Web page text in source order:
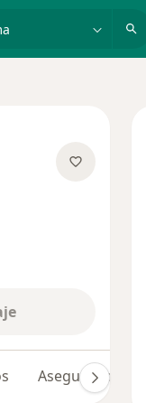
Aseguradoras